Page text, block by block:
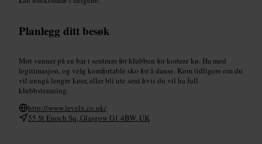
Planlegg ditt besøk
Møt venner på en bar i sentrum før klubben for kortere kø. Ha med
legitimasjon, og velg komfortable sko for å danse. Kom tidligere om du
vil unngå lengre køer, eller bli ute sent hvis du vil ha full
klubbstemning.
http://www.levelx.co.uk/
55 St Enoch Sq, Glasgow G1 4BW, UK